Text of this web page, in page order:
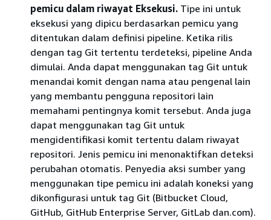
pemicu dalam riwayat Eksekusi. Tipe ini untuk
eksekusi yang dipicu berdasarkan pemicu yang
ditentukan dalam definisi pipeline. Ketika rilis
dengan tag Git tertentu terdeteksi, pipeline Anda
dimulai. Anda dapat menggunakan tag Git untuk
menandai komit dengan nama atau pengenal lain
yang membantu pengguna repositori lain
memahami pentingnya komit tersebut. Anda juga
dapat menggunakan tag Git untuk
mengidentifikasi komit tertentu dalam riwayat
repositori. Jenis pemicu ini menonaktifkan deteksi
perubahan otomatis. Penyedia aksi sumber yang
menggunakan tipe pemicu ini adalah koneksi yang
dikonfigurasi untuk tag Git (Bitbucket Cloud,
GitHub, GitHub Enterprise Server, GitLab dan.com).